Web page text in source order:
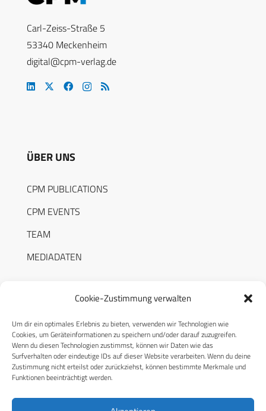
Cookie-Zustimmung verwalten
Um dir ein optimales Erlebnis zu bieten, verwenden wir Technologien wie
Cookies, um Geräteinformationen zu speichern und/oder darauf zuzugreifen.
Wenn du diesen Technologien zustimmst, können wir Daten wie das
Surfverhalten oder eindeutige IDs auf dieser Website verarbeiten. Wenn du deine
Zustimmung nicht erteilst oder zurückziehst, können bestimmte Merkmale und
Funktionen beeinträchtigt werden.
Carl-Zeiss-Straße 5
53340 Meckenheim
digital@cpm-verlag.de
ÜBER UNS
CPM PUBLICATIONS
CPM EVENTS
TEAM
MEDIADATEN
RECHTLICHES
Datenschutzerklärung
Cookie-Richtlinie (EU)